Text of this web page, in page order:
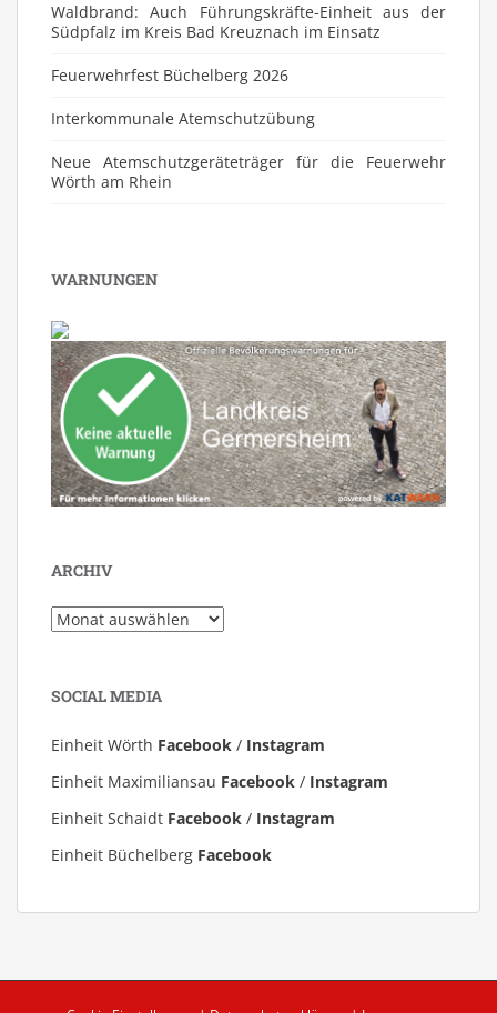
Waldbrand: Auch Führungskräfte-Einheit aus der
Südpfalz im Kreis Bad Kreuznach im Einsatz
Feuerwehrfest Büchelberg 2026
⁠Interkommunale Atemschutzübung
Neue Atemschutzgeräteträger für die Feuerwehr
Wörth am Rhein
WARNUNGEN
ARCHIV
Archiv
SOCIAL MEDIA
Einheit Wörth Facebook / Instagram
Einheit Maximiliansau Facebook / Instagram
Einheit Schaidt Facebook / Instagram
Einheit Büchelberg Facebook